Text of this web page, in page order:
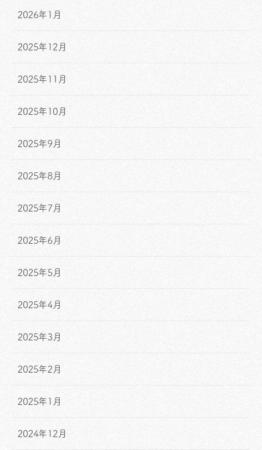
2026年1月
2025年12月
2025年11月
2025年10月
2025年9月
2025年8月
2025年7月
2025年6月
2025年5月
2025年4月
2025年3月
2025年2月
2025年1月
2024年12月